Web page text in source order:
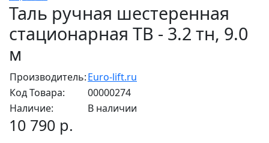
Таль ручная шестеренная
стационарная ТВ - 3.2 тн, 9.0
м
Производитель:Euro-lift.ru
Код Товара:
00000274
Наличие:
В наличии
10 790 р.